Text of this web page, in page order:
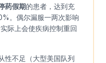
药假期的患者，达到充
。偶尔漏服一两次影响
际上会使疾病控制重回
性不足（大型美国队列